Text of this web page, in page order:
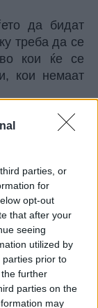
parties, or
for
opt-out
that after your
seeing
utilized by
parties prior to
further
parties on the
may
да бидат
треба да се
во кои ќе се
кои немаат
да
каде што
Влада, во
е малку
со решавање
лица,
го посочи
куќи